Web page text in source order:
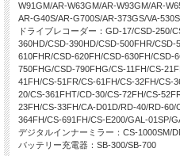
W91GM/AR-W63GM/AR-W93GM/AR-
AR-G40S/AR-G700S/AR-373GS/VA-
ドライブレコーダー：GD-17/CSD-250/
360HD/CSD-390HD/CSD-500FHR/
610FHR/CSD-620FH/CSD-630FH/CSD-
750FHG/CSD-790FHG/CS-11FH/CS-
41FH/CS-51FR/CS-61FH/CS-32FH/CS-
20/CS-361FHT/CD-30/CS-72FH/CS-
23FH/CS-33FH/CA-D01D/RD-40/RD-
364FH/CS-691FH/CS-E200/GAL-01SP/
デジタルインナーミラー：CS-1000SM/
バッテリー充電器：SB-300/SB-700